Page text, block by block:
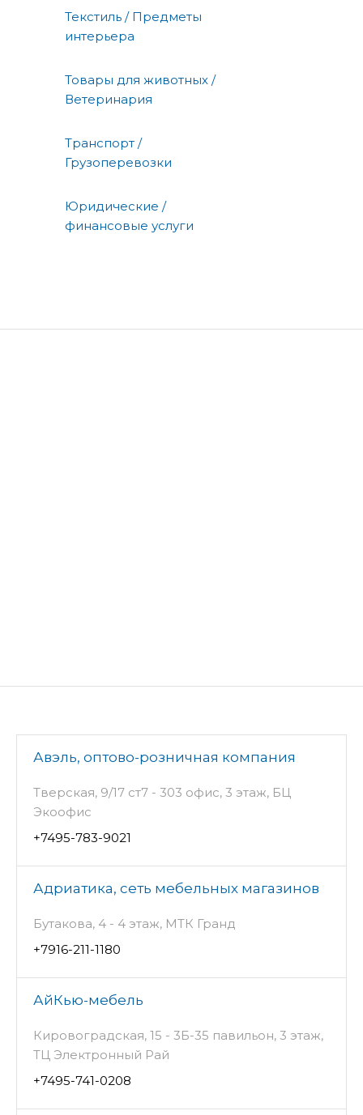
Текстиль / Предметы
интерьера
Товары для животных /
Ветеринария
Транспорт /
Грузоперевозки
Юридические /
финансовые услуги
Авэль, оптово-розничная компания
Тверская, 9/17 ст7 - 303 офис, 3 этаж, БЦ
Экоофис
+7495-783-9021
Адриатика, сеть мебельных магазинов
Бутакова, 4 - 4 этаж, МТК Гранд
+7916-211-1180
АйКью-мебель
Кировоградская, 15 - 3Б-35 павильон, 3 этаж,
ТЦ Электронный Рай
+7495-741-0208